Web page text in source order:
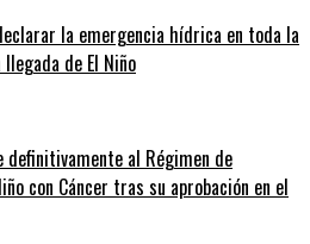
la emergencia hídrica en toda la
de El Niño
definitivamente al Régimen de
con Cáncer tras su aprobación en el